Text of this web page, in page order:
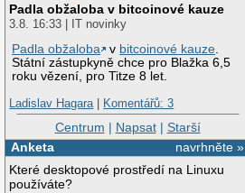
Padla obžaloba v bitcoinové kauze
3.8. 16:33 | IT novinky
Padla obžaloba
v bitcoinové kauze.
Státní zástupkyně chce pro Blažka 6,5
roku vězení, pro Titze 8 let.
Ladislav Hagara| Komentářů: 3
Centrum | Napsat| Starší
navrhněte »
Anketa
Které desktopové prostředí na Linuxu
používáte?